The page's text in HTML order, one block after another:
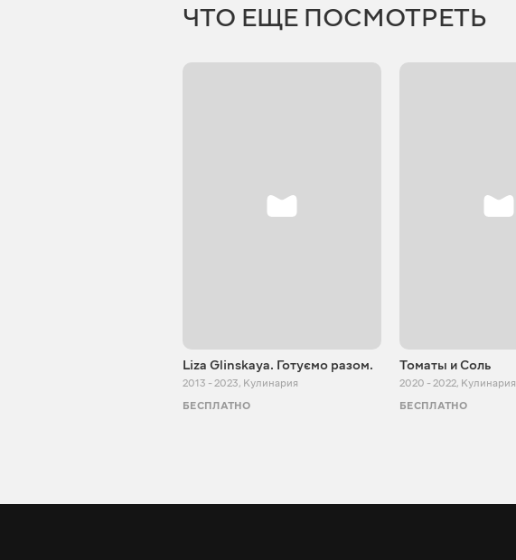
ЧТО ЕЩЕ ПОСМОТРЕТЬ
Liza Glinskaya. Готуємо разом.
2013 - 2023, Кулинария
БЕСПЛАТНО
Томаты и Соль
2020 - 2022, Кулинария
БЕСПЛАТНО